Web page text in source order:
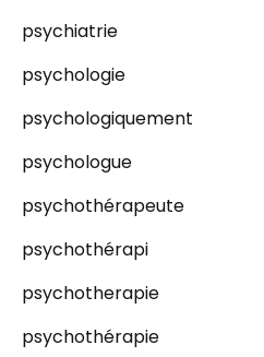
psychiatrie
psychologie
psychologiquement
psychologue
psychothérapeute
psychothérapi
psychotherapie
psychothérapie